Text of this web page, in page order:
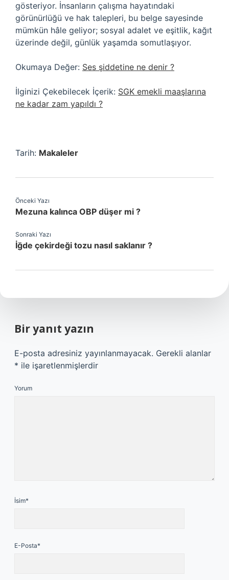
gösteriyor. İnsanların çalışma hayatındaki
görünürlüğü ve hak talepleri, bu belge sayesinde
mümkün hâle geliyor; sosyal adalet ve eşitlik, kağıt
üzerinde değil, günlük yaşamda somutlaşıyor.
Okumaya Değer: Ses şiddetine ne denir ?
İlginizi Çekebilecek İçerik: SGK emekli maaşlarına
ne kadar zam yapıldı ?
Tarih: Makaleler
Önceki Yazı
Mezuna kalınca OBP düşer mi ?
Sonraki Yazı
İğde çekirdeği tozu nasıl saklanır ?
Bir yanıt yazın
E-posta adresiniz yayınlanmayacak. Gerekli alanlar
* ile işaretlenmişlerdir
Yorum
İsim*
E-Posta*